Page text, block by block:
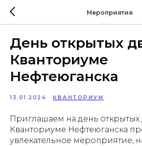
Мероприятия
День открытых
Кванториуме
Нефтеюганска
13.01.2024 КВАНТОРИУМ
Приглашаем на день
Кванториуме Нефтеюганска
увлекательное мероприятие,